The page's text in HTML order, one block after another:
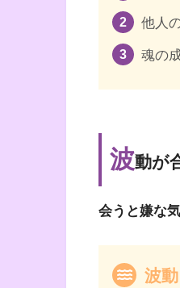
他人
魂の
波動が
会うと嫌な
波